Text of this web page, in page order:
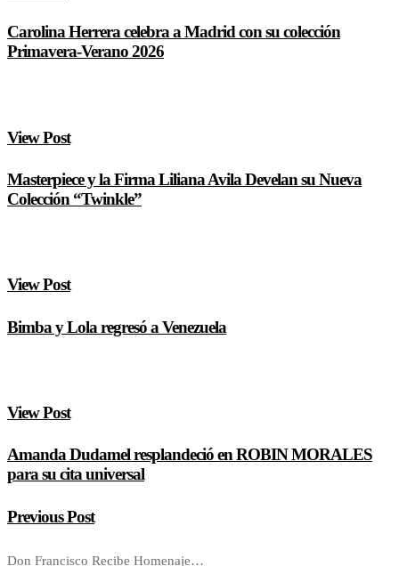
Carolina Herrera celebra a Madrid con su colección
Primavera-Verano 2026
View Post
Masterpiece y la Firma Liliana Avila Develan su Nueva
Colección “Twinkle”
View Post
Bimba y Lola regresó a Venezuela
View Post
Amanda Dudamel resplandeció en ROBIN MORALES
para su cita universal
Previous Post
Don Francisco Recibe Homenaje…